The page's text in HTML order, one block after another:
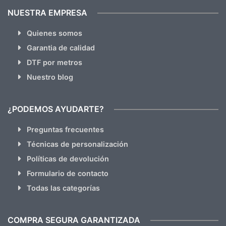
NUESTRA EMPRESA
Quienes somos
Garantia de calidad
DTF por metros
Nuestro blog
¿PODEMOS AYUDARTE?
Preguntas frecuentes
Técnicas de personalización
Políticas de devolución
Formulario de contacto
Todas las categorías
COMPRA SEGURA GARANTIZADA